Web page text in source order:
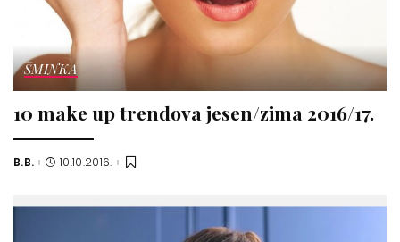
ŠMINKA
10 make up trendova jesen/zima 2016/17.
Posted
B.B. 10.10.2016.